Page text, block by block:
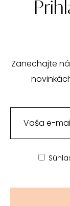
Zanechajte